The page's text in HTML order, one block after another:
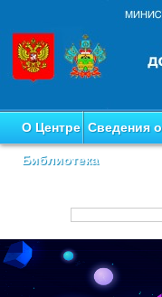
О Центре Сведения
Библиотека